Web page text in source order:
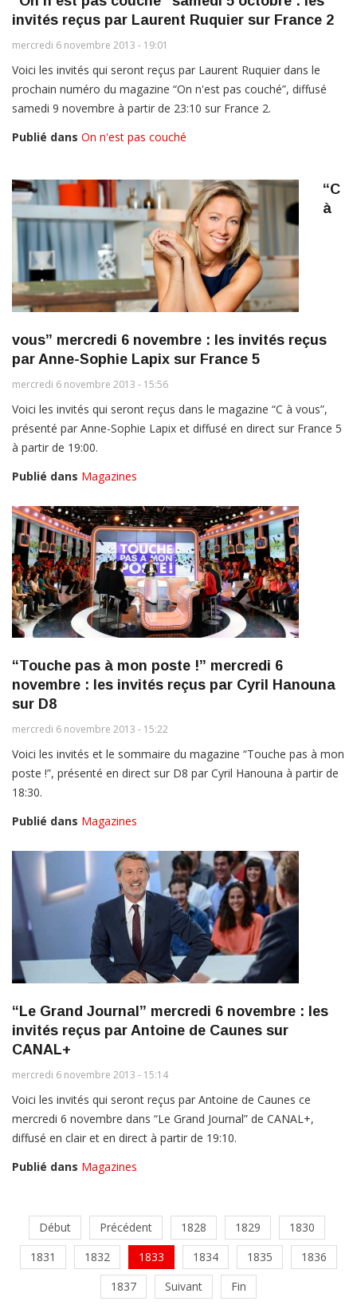
invités reçus par Laurent Ruquier sur France 2
mercredi 6 novembre 2013 - 19:01
Voici les invités qui seront reçus par Laurent Ruquier dans le
prochain numéro du magazine “On n'est pas couché”, diffusé
samedi 9 novembre à partir de 23:10 sur France 2.
Publié dans On n'est pas couché
“C
à
vous” mercredi 6 novembre : les invités reçus
par Anne-Sophie Lapix sur France 5
mercredi 6 novembre 2013 - 15:56
Voici les invités qui seront reçus dans le magazine “C à vous”,
présenté par Anne-Sophie Lapix et diffusé en direct sur France 5
à partir de 19:00.
Publié dans Magazines
“Touche pas à mon poste !” mercredi 6
novembre : les invités reçus par Cyril Hanouna
sur D8
mercredi 6 novembre 2013 - 15:22
Voici les invités et le sommaire du magazine “Touche pas à mon
poste !”, présenté en direct sur D8 par Cyril Hanouna à partir de
18:30.
Publié dans Magazines
“Le Grand Journal” mercredi 6 novembre : les
invités reçus par Antoine de Caunes sur
CANAL+
mercredi 6 novembre 2013 - 15:14
Voici les invités qui seront reçus par Antoine de Caunes ce
mercredi 6 novembre dans “Le Grand Journal” de CANAL+,
diffusé en clair et en direct à partir de 19:10.
Publié dans Magazines
Début Précédent 1828 1829
1830
1831
1832 1833 1834 1835
1836
1837
Suivant Fin